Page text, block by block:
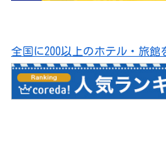
全国に200以上のホテル・旅館